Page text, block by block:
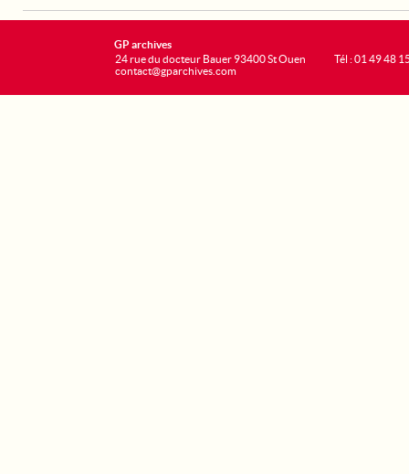
GP archives
24 rue du docteur Bauer 93400 St Ouen
contact@gparchives.com
Tél : 01 49 48